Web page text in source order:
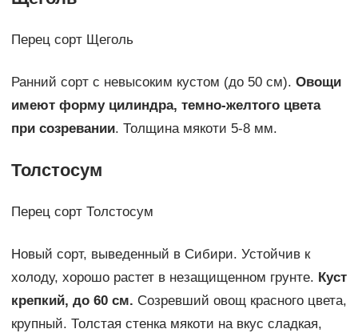
Перец сорт Щеголь
Ранний сорт с невысоким кустом (до 50 см). Овощи
имеют форму цилиндра, темно-желтого цвета
при созревании. Толщина мякоти 5-8 мм.
Толстосум
Перец сорт Толстосум
Новый сорт, выведенный в Сибири. Устойчив к
холоду, хорошо растет в незащищенном грунте. Куст
крепкий, до 60 см. Созревший овощ красного цвета,
крупный. Толстая стенка мякоти на вкус сладкая,